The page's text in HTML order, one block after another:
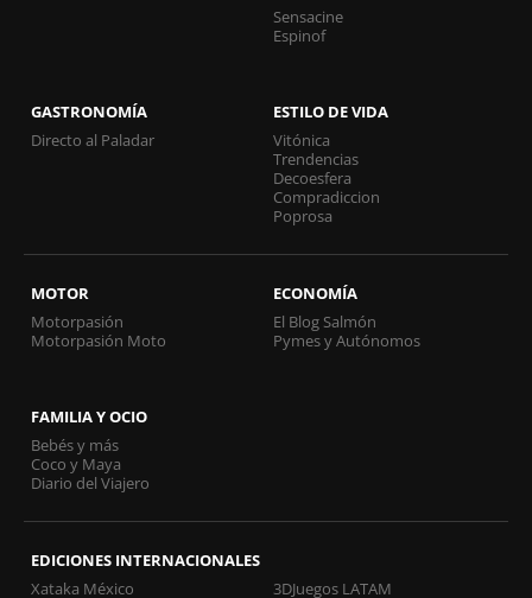
Sensacine
Espinof
GASTRONOMÍA
Directo al Paladar
ESTILO DE VIDA
Vitónica
Trendencias
Decoesfera
Compradiccion
Poprosa
MOTOR
Motorpasión
Motorpasión Moto
ECONOMÍA
El Blog Salmón
Pymes y Autónomos
FAMILIA Y OCIO
Bebés y más
Coco y Maya
Diario del Viajero
EDICIONES INTERNACIONALES
Xataka México
3DJuegos LATAM